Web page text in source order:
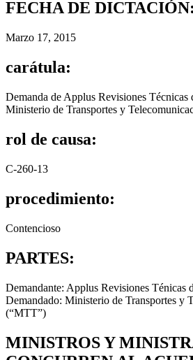
FECHA DE DICTACIÓN:
Marzo 17, 2015
carátula:
Demanda de Applus Revisiones
Ministerio de Transportes y
rol de causa:
C-260-13
procedimiento:
Contencioso
PARTES:
Demandante: Applus Revisiones Ténicas
Demandado: Ministerio de Transportes y
(“MTT”)
MINISTROS Y